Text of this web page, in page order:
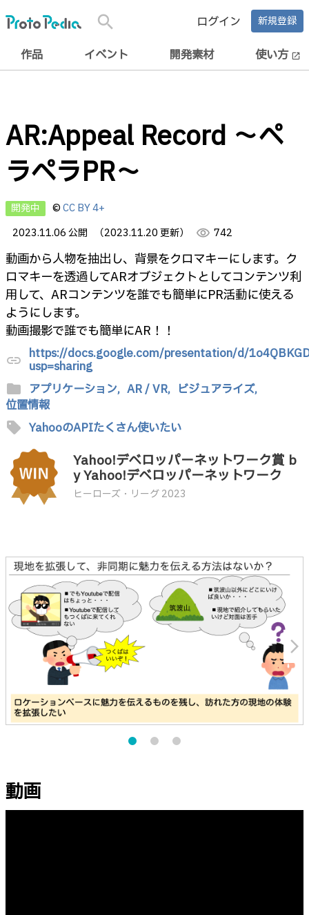
search ログイン 新規登録
作品 イベント 開発素材 使い方 open_in_new
AR:Appeal Record 〜ペ
ラペラPR〜
開発中 ©CC BY 4+
2023.11.06 公開
（2023.11.20 更新） visibility 742
動画から人物を抽出し、背景をクロマキーにします。ク
ロマキーを透過してARオブジェクトとしてコンテンツ利
用して、ARコンテンツを誰でも簡単にPR活動に使える
ようにします。
動画撮影で誰でも簡単にAR！！
link https://docs.google.com/presentation/d/
usp=sharing
folder アプリケーション, AR / VR, ビジュアライズ,
位置情報
sell YahooのAPIたくさん使いたい
Yahoo!デベロッパーネットワーク賞 b
y Yahoo!デベロッパーネットワーク
ヒーローズ・リーグ 2023
arrow_forward_ios
動画